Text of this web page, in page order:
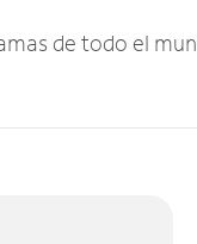
de todo el